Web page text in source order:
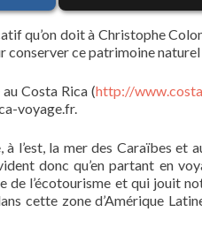
qu’on doit à Christophe
conserver ce patrimoine
Costa Rica (http://
voyage.fr.
à l’est, la mer des Caraïbes et
donc qu’en partant en
de l’écotourisme et qui jouit
cette zone d’Amérique